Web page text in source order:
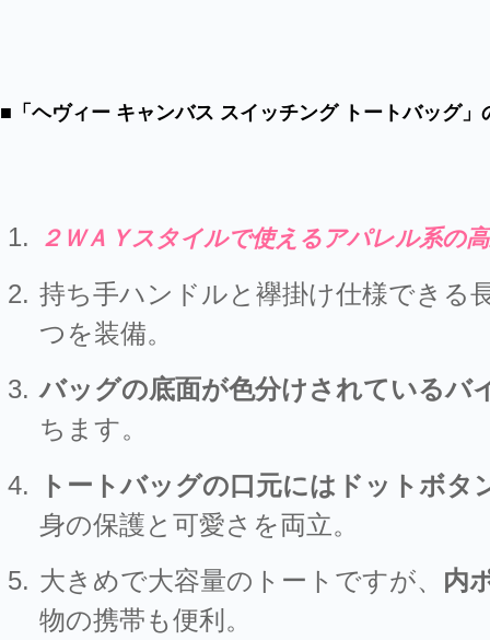
■「ヘヴィー キャンバス スイッチング トートバッグ」
２ＷＡＹスタイルで使えるアパレル系の
持ち手ハンドルと襷掛け仕様できる
つを装備。
バッグの底面が色分けされているバ
ちます。
トートバッグの口元にはドットボタ
身の保護と可愛さを両立。
大きめで大容量のトートですが、 内
物の携帯も便利。